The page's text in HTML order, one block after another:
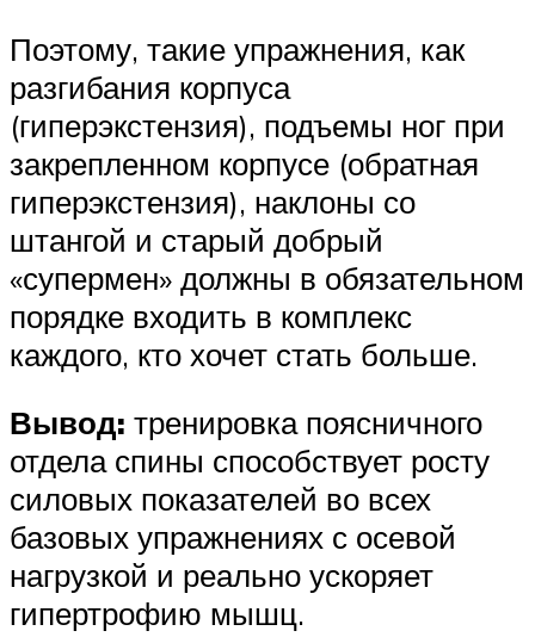
Поэтому, такие упражнения, как
разгибания корпуса
(гиперэкстензия), подъемы ног при
закрепленном корпусе (обратная
гиперэкстензия), наклоны со
штангой и старый добрый
«супермен» должны в обязательном
порядке входить в комплекс
каждого, кто хочет стать больше.
Вывод: тренировка поясничного
отдела спины способствует росту
силовых показателей во всех
базовых упражнениях с осевой
нагрузкой и реально ускоряет
гипертрофию мышц.